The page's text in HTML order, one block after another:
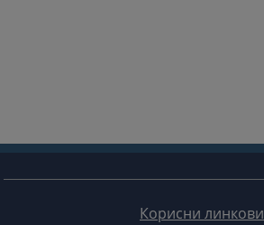
Корисни линкови